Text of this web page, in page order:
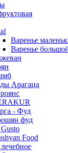
Варенье
Варенье
Арагаца
- Фуд
фуд
Food